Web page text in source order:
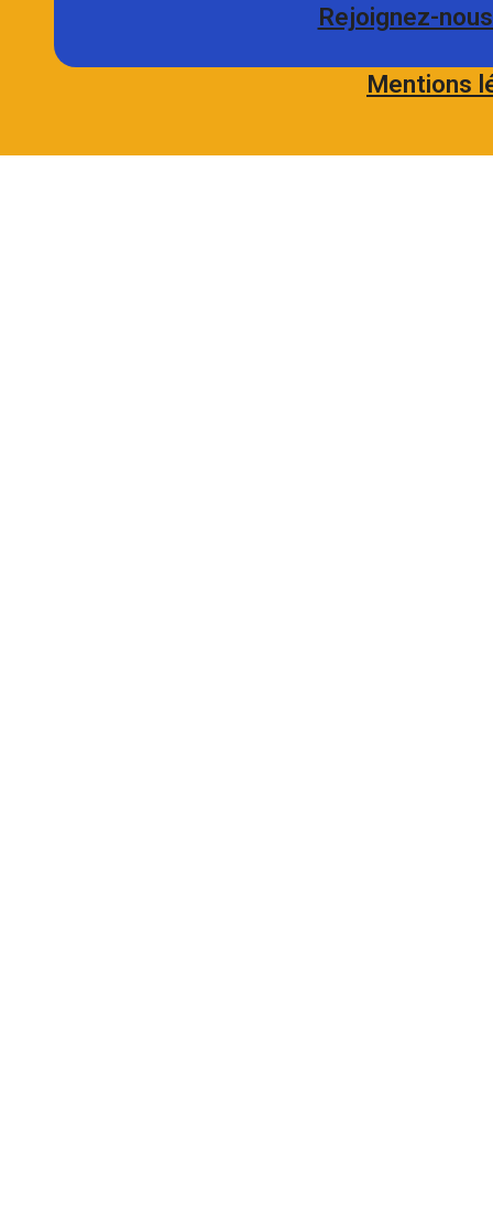
Rejoignez-
Mentions